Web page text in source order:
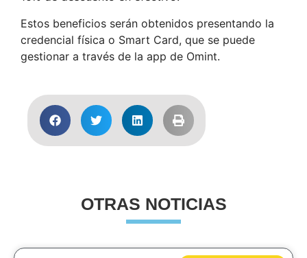
Estos beneficios serán obtenidos presentando la
credencial física o Smart Card, que se puede
gestionar a través de la app de Omint.
OTRAS NOTICIAS